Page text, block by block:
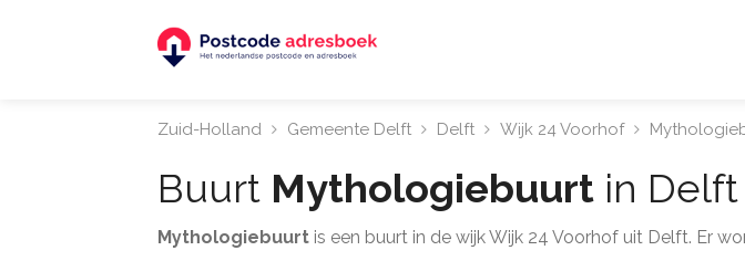
Zuid-Holland Gemeente Delft Delft Wijk 24 Voorhof
Buurt Mythologiebuurt in Delft
Mythologiebuurt is een buurt in de wijk Wijk 24 Voorhof uit Delft. Er